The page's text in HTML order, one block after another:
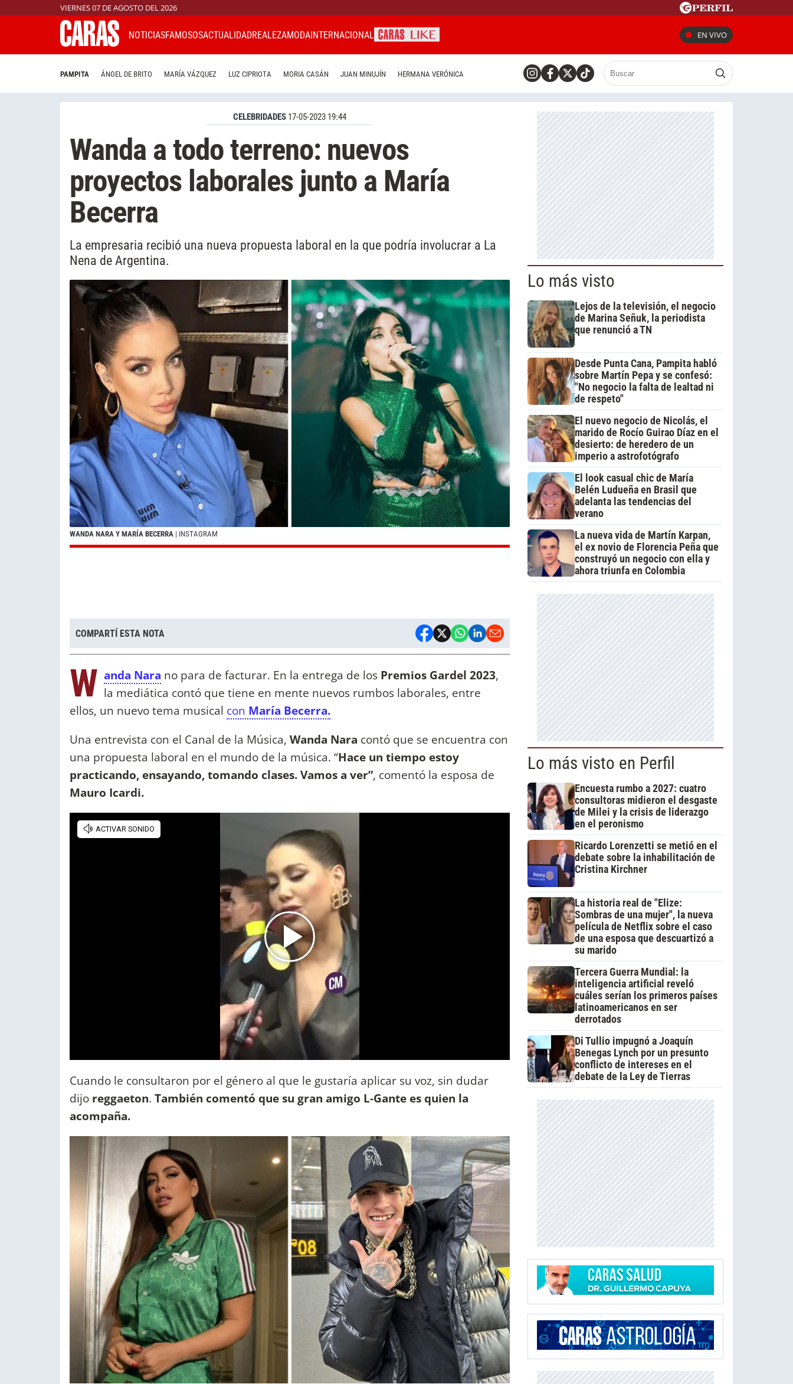
VIERNES 07 DE AGOSTO DEL 2026
NOTICIASFAMOSOSACTUALIDADREALEZAMODAINTERNACIONAL EN VIVO
PAMPITA ÁNGEL DE BRITO MARÍA VÁZQUEZ LUZ CIPRIOTA MORIA CASÁN JUAN MINUJÍN HERMANA VERÓNICA
CELEBRIDADES 17-05-2023 19:44
Wanda a todo terreno: nuevos
proyectos laborales junto a María
Becerra
La empresaria recibió una nueva propuesta laboral en la que podría involucrar a La
Nena de Argentina.
WANDA NARA Y MARÍA BECERRA | INSTAGRAM
COMPARTÍ ESTA NOTA
W anda Nara no para de facturar. En la entrega de los Premios Gardel 2023,
la mediática contó que tiene en mente nuevos rumbos laborales, entre
ellos, un nuevo tema musical con María Becerra.
Una entrevista con el Canal de la Música, Wanda Nara contó que se encuentra con
una propuesta laboral en el mundo de la música. “Hace un tiempo estoy
practicando, ensayando, tomando clases. Vamos a ver”, comentó la esposa de
Mauro Icardi.
Cuando le consultaron por el género al que le gustaría aplicar su voz, sin dudar
dijo reggaeton. También comentó que su gran amigo L-Gante es quien la
acompaña.
Lo más visto
Lejos de la televisión, el negocio
de Marina Señuk, la periodista
que renunció a TN
Desde Punta Cana, Pampita habló
sobre Martín Pepa y se confesó:
"No negocio la falta de lealtad ni
de respeto"
El nuevo negocio de Nicolás, el
marido de Rocío Guirao Díaz en el
desierto: de heredero de un
imperio a astrofotógrafo
El look casual chic de María
Belén Ludueña en Brasil que
adelanta las tendencias del
verano
La nueva vida de Martín Karpan,
el ex novio de Florencia Peña que
construyó un negocio con ella y
ahora triunfa en Colombia
Lo más visto en Perfil
Encuesta rumbo a 2027: cuatro
consultoras midieron el desgaste
de Milei y la crisis de liderazgo
en el peronismo
Ricardo Lorenzetti se metió en el
debate sobre la inhabilitación de
Cristina Kirchner
La historia real de "Elize:
Sombras de una mujer", la nueva
película de Netflix sobre el caso
de una esposa que descuartizó a
su marido
Tercera Guerra Mundial: la
inteligencia artificial reveló
cuáles serían los primeros países
latinoamericanos en ser
derrotados
Di Tullio impugnó a Joaquín
Benegas Lynch por un presunto
conflicto de intereses en el
debate de la Ley de Tierras